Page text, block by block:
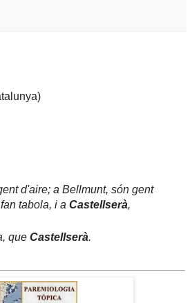
d'aire; a Bellmunt, són gent
tabola, i a Castellserà,
que Castellserà.